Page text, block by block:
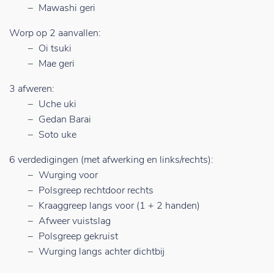
Mawashi geri
Worp op 2 aanvallen:
Oi tsuki
Mae geri
3 afweren:
Uche uki
Gedan Barai
Soto uke
6 verdedigingen (met afwerking en links/rechts):
Wurging voor
Polsgreep rechtdoor rechts
Kraaggreep langs voor (1 + 2 handen)
Afweer vuistslag
Polsgreep gekruist
Wurging langs achter dichtbij